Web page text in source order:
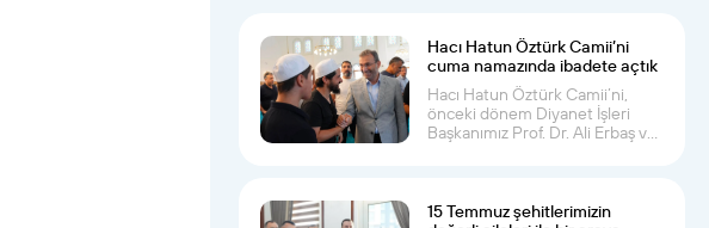
Hacı Hatun Öztürk Camii’ni
cuma namazında ibadete açtık
Hacı Hatun Öztürk Camii’ni,
önceki dönem Diyanet İşleri
Başkanımız Prof. Dr. Ali Erbaş ve
15 Temmuz şehitlerimizin